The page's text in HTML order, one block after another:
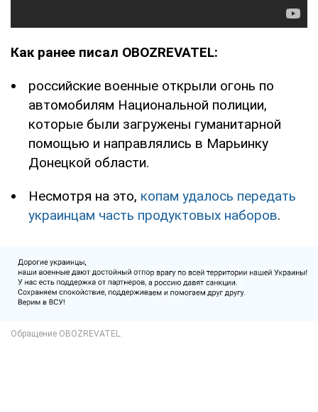
Как ранее писал OBOZREVATEL:
российские военные открыли огонь по
автомобилям Национальной полиции,
которые были загружены гуманитарной
помощью и направлялись в Марьинку
Донецкой области.
Несмотря на это, копам удалось передать
украинцам часть продуктовых наборов.